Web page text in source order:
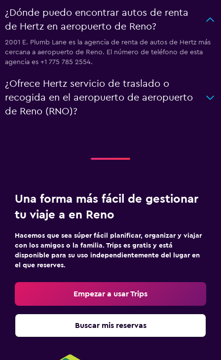
¿Dónde puedo encontrar autos de renta
de Hertz en aeropuerto de Reno?
2001 E. Plumb Lane es la agencia de renta de autos de Hertz más
cercana a aeropuerto de Reno. El número de teléfono de esta
agencia es +1 775 785 2554.
¿Ofrece Hertz servicio de traslado o
recogida en el aeropuerto de aeropuerto
de Reno (RNO)?
Una forma más fácil de gestionar
tu viaje a en Reno
Hacemos que sea súper fácil planificar, organizar y viajar
con los amigos o la familia. Trips es gratis y está
disponible para su uso independientemente del lugar en
el que reserves.
Empezar a usar Trips
Buscar mis reservas